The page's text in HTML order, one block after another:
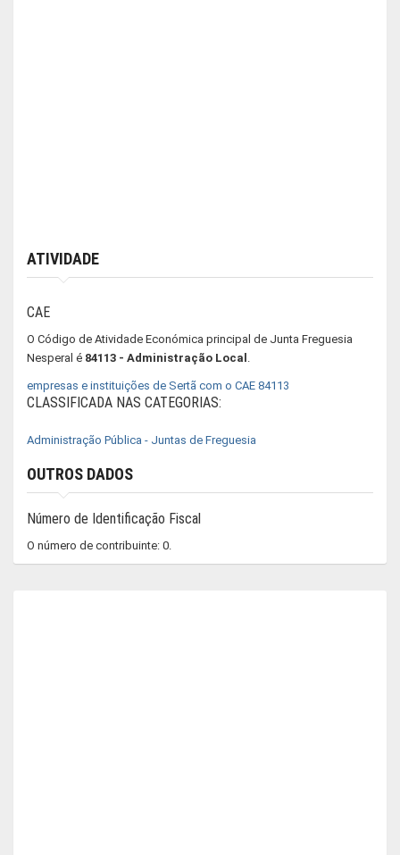
ATIVIDADE
CAE
O Código de Atividade Económica principal de Junta Freguesia
Nesperal é 84113 - Administração Local .
empresas e instituições de Sertã com o CAE 84113
CLASSIFICADA NAS CATEGORIAS:
Administração Pública - Juntas de Freguesia
OUTROS DADOS
Número de Identificação Fiscal
O número de contribuinte: 0.